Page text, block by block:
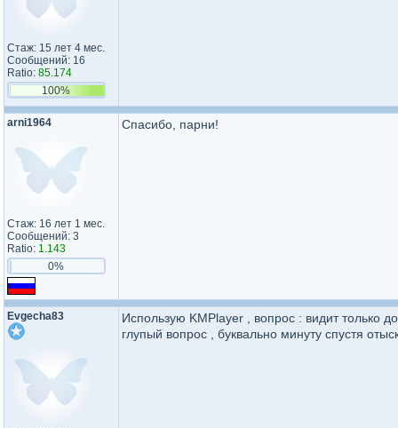
Стаж: 15 лет 4 мес.
Сообщений: 16
Ratio: 85.174
100%
arni1964
Стаж: 16 лет 1 мес.
Сообщений: 3
Ratio: 1.143
0%
Спасибо, парни!
Evgecha83
Использую KMPlayer , вопрос : видит только
глупый вопрос , буквально минуту спустя